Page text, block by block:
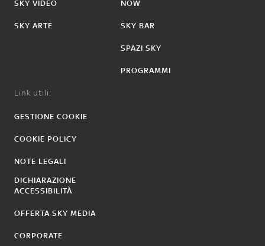
SKY VIDEO
SKY ARTE
NOW
SKY BAR
SPAZI SKY
PROGRAMMI
Link utili:
GESTIONE COOKIE
COOKIE POLICY
NOTE LEGALI
DICHIARAZIONE
ACCESSIBILITÀ
OFFERTA SKY MEDIA
CORPORATE